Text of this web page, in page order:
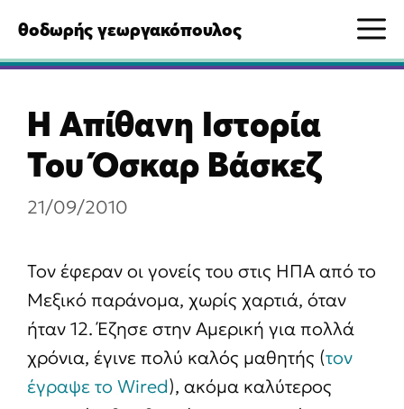
σε
περιεχόμενο
θοδωρής γεωργακόπουλος
Η Απίθανη Ιστορία
Του Όσκαρ Βάσκεζ
21/09/2010
Τον έφεραν οι γονείς του στις ΗΠΑ από το
Μεξικό παράνομα, χωρίς χαρτιά, όταν
ήταν 12. Έζησε στην Αμερική για πολλά
χρόνια, έγινε πολύ καλός μαθητής (τον
έγραψε το Wired), ακόμα καλύτερος